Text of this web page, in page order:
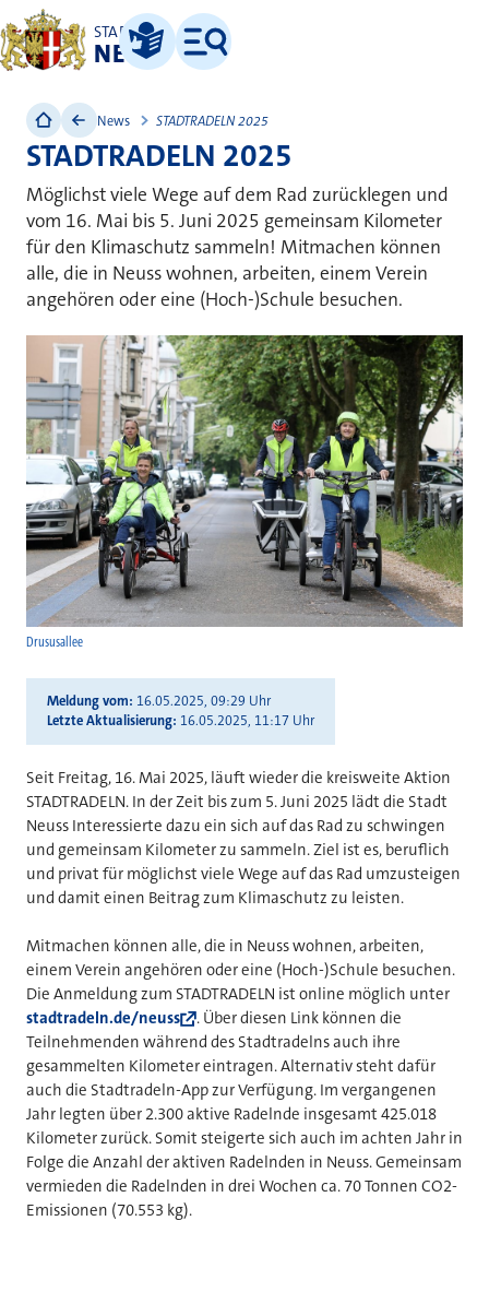
STADT
NEUSS
Leichte Sprache
Menü
Drususallee
News STADTRADELN 2025
STADTRADELN 2025
Möglichst viele Wege auf dem Rad zurücklegen und
vom 16. Mai bis 5. Juni 2025 gemeinsam Kilometer
für den Klimaschutz sammeln! Mitmachen können
alle, die in Neuss wohnen, arbeiten, einem Verein
angehören oder eine (Hoch-)Schule besuchen.
Meldung vom 16.05.2025, 09:29 Uhr
Letzte Aktualisierung 16.05.2025, 11:17 Uhr
Seit Freitag, 16. Mai 2025, läuft wieder die kreisweite Aktion
STADTRADELN. In der Zeit bis zum 5. Juni 2025 lädt die Stadt
Neuss Interessierte dazu ein sich auf das Rad zu schwingen
und gemeinsam Kilometer zu sammeln. Ziel ist es, beruflich
und privat für möglichst viele Wege auf das Rad umzusteigen
und damit einen Beitrag zum Klimaschutz zu leisten.
Mitmachen können alle, die in Neuss wohnen, arbeiten,
einem Verein angehören oder eine (Hoch-)Schule besuchen.
Die Anmeldung zum STADTRADELN ist online möglich unter
stadtradeln.de/neuss
. Über diesen Link können die
Teilnehmenden während des Stadtradelns auch ihre
gesammelten Kilometer eintragen. Alternativ steht dafür
auch die Stadtradeln-App zur Verfügung. Im vergangenen
Jahr legten über 2.300 aktive Radelnde insgesamt 425.018
Kilometer zurück. Somit steigerte sich auch im achten Jahr in
Folge die Anzahl der aktiven Radelnden in Neuss. Gemeinsam
vermieden die Radelnden in drei Wochen ca. 70 Tonnen CO2-
Emissionen (70.553 kg).